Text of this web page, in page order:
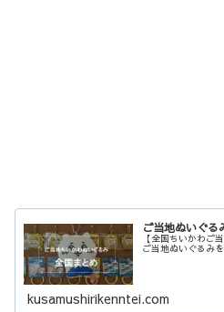
ご当地ぬいぐる
【全国ちいかわご
ご当地ぬいぐるみ
kusamushirikenntei.com